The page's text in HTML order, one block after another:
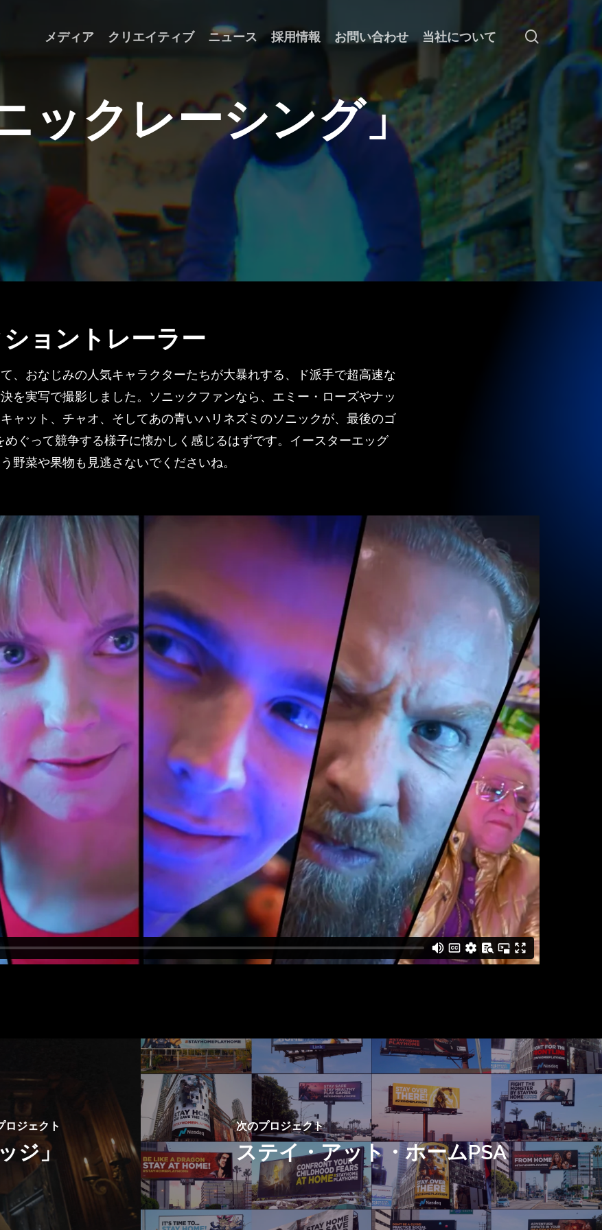
メディア クリエイティブ ニュース 採用情報 お問い合わせ 当社について search
ック レーシング」
ョントレーラー
、おなじみの人気キャラクターたちが大暴れする、ド派手で超高速な
を実写で撮影しました。ソニックファンなら、エミー・ローズやナッ
ャット、チャオ、そしてあの青いハリネズミのソニックが、最後のゴ
めぐって競争する様子に懐かしく感じるはずです。イースターエッグ
野菜や果物も見逃さないでくださいね。
ロジェクト
ジ」
次のプロジェクト
ステイ・アット・ホームPSA